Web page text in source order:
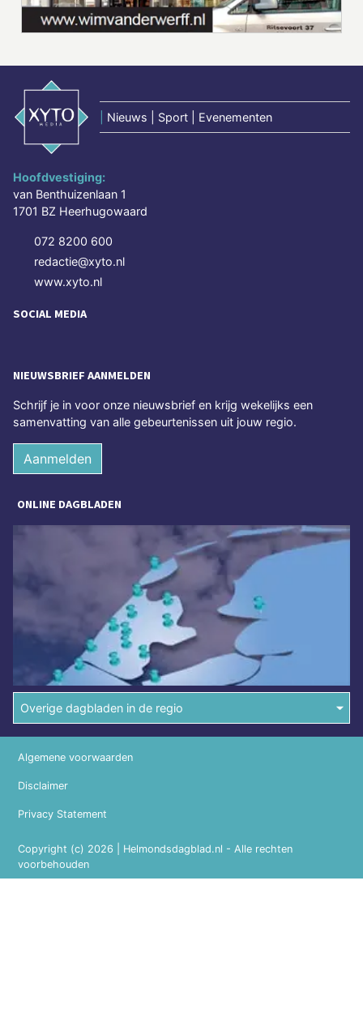
Nieuws | Sport | Evenementen
Hoofdvestiging:
van Benthuizenlaan 1
1701 BZ Heerhugowaard
072 8200 600
redactie@xyto.nl
www.xyto.nl
SOCIAL MEDIA
NIEUWSBRIEF AANMELDEN
Schrijf je in voor onze nieuwsbrief en krijg wekelijks een
samenvatting van alle gebeurtenissen uit jouw regio.
Aanmelden
ONLINE DAGBLADEN
Overige dagbladen in de regio
Copyright (c) 2026 | Helmondsdagblad.nl - Alle rechten
voorbehouden
Algemene voorwaarden
Disclaimer
Privacy Statement